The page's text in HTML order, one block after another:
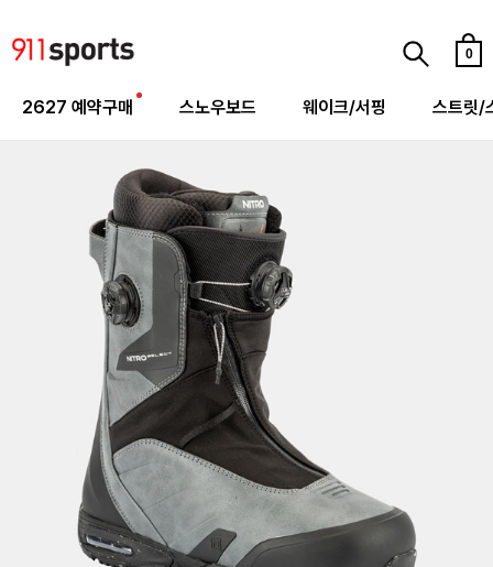
0
2627 예약구매 스노우보드 웨이크/서핑 스트릿/